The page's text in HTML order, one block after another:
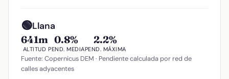
🟢Llana
641m
ALTITUD
0.8%
PEND. MEDIA
2.2%
PEND. MÁXIMA
Fuente: Copernicus DEM · Pendiente calculada por red de
calles adyacentes